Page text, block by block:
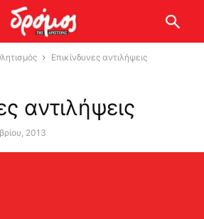
Επικίνδυνες αντιλήψεις
αντιλήψεις
2013